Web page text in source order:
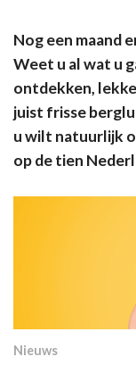
Nog een maand
Weet u al wat u
ontdekken,
juist frisse
u wilt natuurlijk
op de tien
Nieuws